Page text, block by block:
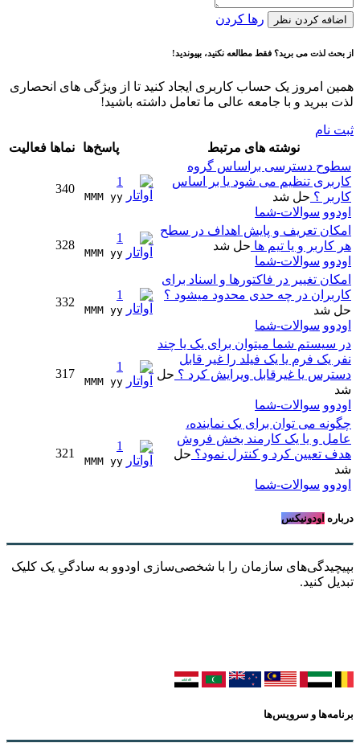
اضافه کردن نظر رها کردن
از بحث لذت می برید؟ فقط مطالعه نکنید، بپیوندید!
همین امروز یک حساب کاربری ایجاد کنید تا از ویژگی های انحصاری
لذت ببرید و با جامعه عالی ما تعامل داشته باشید!
ثبت نام
نوشته های مرتبط
پاسخ‌ها نماها فعالیت
سطوح دسترسی براساس گروه
کاربری تنظیم می شود یا بر اساس
کاربر ؟ حل شد
اودوو سوالات-شما
1
MMM yy
340
امکان تعریف و پایش اهداف در سطح
هر کاربر و یا تیم ها حل شد
اودوو سوالات-شما
1
MMM yy
328
امکان تغییر در فاکتورها و اسناد برای
کاربران در چه حدی محدود میشود ؟
حل شد
اودوو سوالات-شما
1
MMM yy
332
در سیستم شما میتوان برای یک یا چند
نفر یک فرم یا یک فیلد را غیر قابل
دسترس یا غیرقابل ویرایش کرد ؟ حل
شد
اودوو سوالات-شما
1
MMM yy
317
چگونه می توان برای یک نماینده،
عامل و یا یک کارمند بخش فروش
هدف تعیین کرد و کنترل نمود؟ حل
شد
اودوو سوالات-شما
1
MMM yy
321
درباره اودونیکس
بپیچیدگی‌های سازمان را با شخصی‌سازی اودوو به سادگیِ یک کلیک
تبدیل کنید.
برنامه‌ها و سرویس‌ها